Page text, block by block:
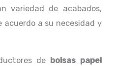
variedad de acabados,
a su necesidad y
de bolsas papel